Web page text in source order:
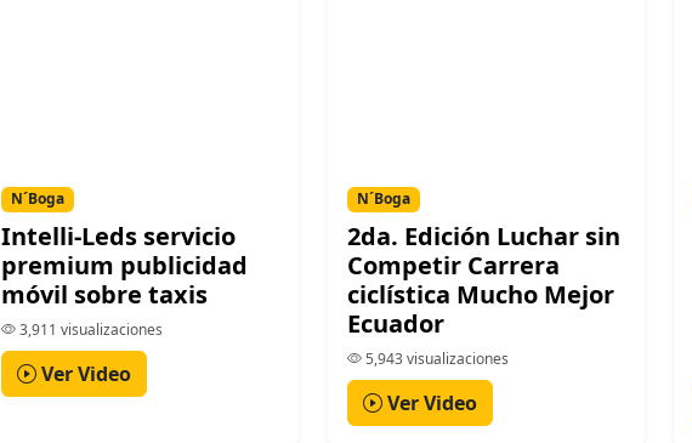
N´Boga
Intelli-Leds servicio
premium publicidad
móvil sobre taxis
3,911 visualizaciones
Ver Video
N´Boga
2da. Edición Luchar sin
Competir Carrera
ciclística Mucho Mejor
Ecuador
5,943 visualizaciones
Ver Video